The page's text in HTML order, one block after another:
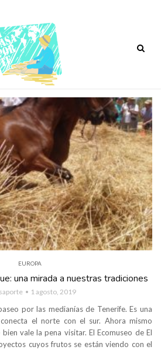
EUROPA
una mirada a nuestras tradiciones
1 agosto, 2019
por las medianías de Tenerife. Es una
el norte con el sur. Ahora mismo
vale la pena visitar. El Ecomuseo de El
cuyos frutos se están viendo con el